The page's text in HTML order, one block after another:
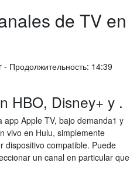
de TV en
Продолжительность: 14:39
HBO, Disney+ y .
Apple TV, bajo demanda1 y
vivo en Hulu, simplemente
dispositivo compatible. Puede
un canal en particular que